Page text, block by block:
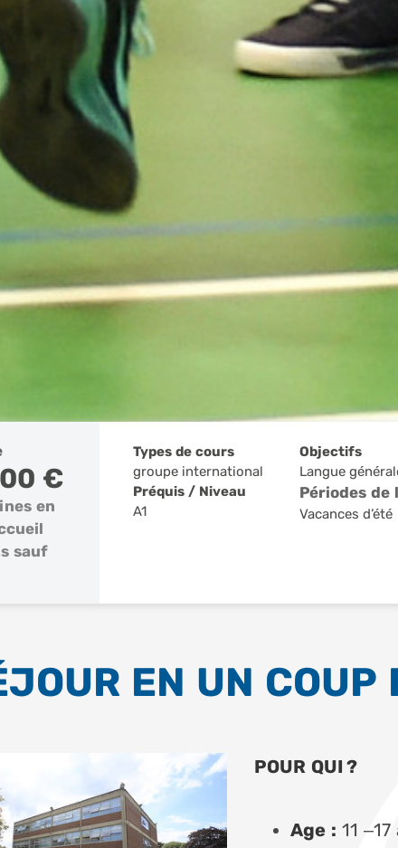
€
en
sauf
Types de cours
groupe international
Préquis / Niveau
A1
Objectifs
Langue
Périodes de
Vacances d’été
EN UN COUP
POUR QUI ?
Age : 11